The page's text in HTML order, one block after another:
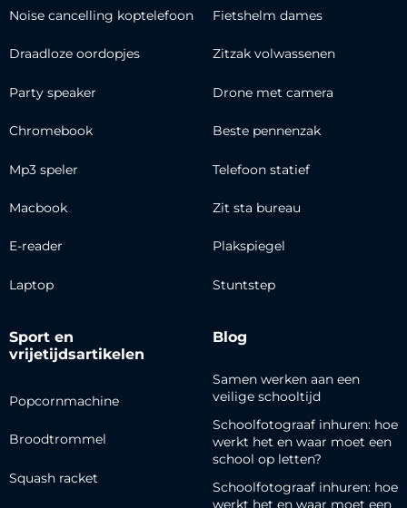
Noise cancelling koptelefoon
Draadloze oordopjes
Party speaker
Chromebook
Mp3 speler
Macbook
E-reader
Laptop
Fietshelm dames
Zitzak volwassenen
Drone met camera
Beste pennenzak
Telefoon statief
Zit sta bureau
Plakspiegel
Stuntstep
Sport en
vrijetijdsartikelen
Popcornmachine
Broodtrommel
Squash racket
Blog
Samen werken aan een
veilige schooltijd
Schoolfotograaf inhuren: hoe
werkt het en waar moet een
school op letten?
Schoolfotograaf inhuren: hoe
werkt het en waar moet een